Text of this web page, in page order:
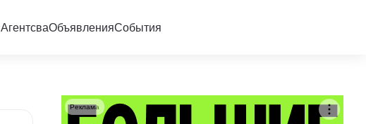
АгентсваОбъявленияСобытия
Реклама